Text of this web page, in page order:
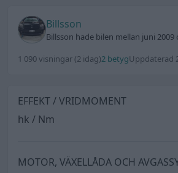
Billsson
Billsson hade bilen mellan juni 2009
1 090 visningar (2 idag)2 betygUppdaterad
EFFEKT / VRIDMOMENT
hk / Nm
MOTOR, VÄXELLÅDA OCH